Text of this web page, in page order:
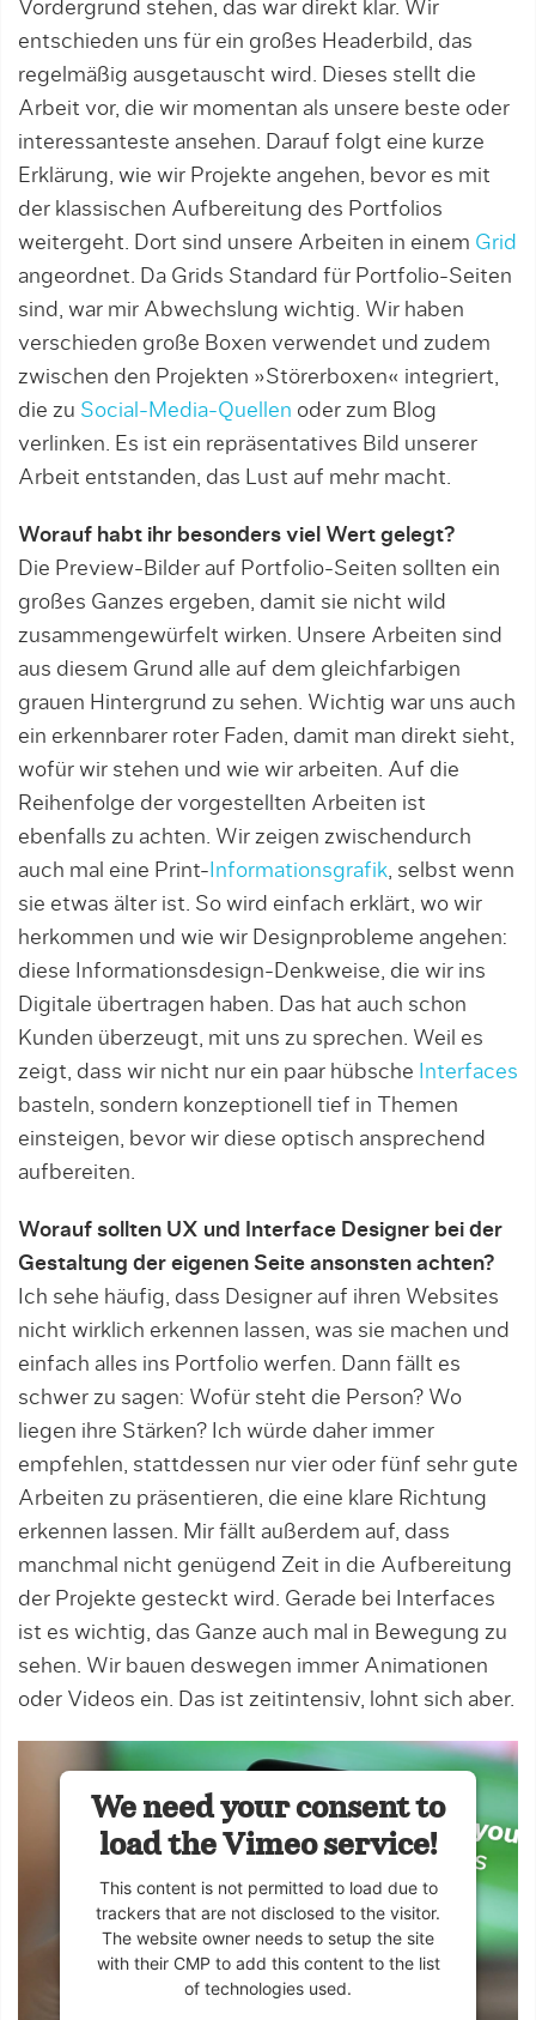
Vordergrund stehen, das war direkt klar. Wir
entschieden uns für ein großes Headerbild, das
regelmäßig ausgetauscht wird. Dieses stellt die
Arbeit vor, die wir momentan als unsere beste oder
interessanteste ansehen. Darauf folgt eine kurze
Erklärung, wie wir Projekte angehen, bevor es mit
der klassischen Aufbereitung des Portfolios
weitergeht. Dort sind unsere Arbeiten in einem Grid
angeordnet. Da Grids Standard für Portfolio-Seiten
sind, war mir Abwechslung wichtig. Wir haben
verschieden große Boxen verwendet und zudem
zwischen den Projekten »Störerboxen« integriert,
die zu Social-Media-Quellen oder zum Blog
verlinken. Es ist ein repräsentatives Bild unserer
Arbeit entstanden, das Lust auf mehr macht.
Worauf habt ihr besonders viel Wert gelegt?
Die Preview-Bilder auf Portfolio-Seiten sollten ein
großes Ganzes ergeben, damit sie nicht wild
zusammengewürfelt wirken. Unsere Arbeiten sind
aus diesem Grund alle auf dem gleichfarbigen
grauen Hintergrund zu sehen. Wichtig war uns auch
ein erkennbarer roter Faden, damit man direkt sieht,
wofür wir stehen und wie wir arbeiten. Auf die
Reihenfolge der vorgestellten Arbeiten ist
ebenfalls zu achten. Wir zeigen zwischendurch
auch mal eine Print- Informationsgrafik, selbst wenn
sie etwas älter ist. So wird einfach erklärt, wo wir
herkommen und wie wir Designprobleme angehen:
diese Informationsdesign-Denkweise, die wir ins
Digitale übertragen haben. Das hat auch schon
Kunden überzeugt, mit uns zu sprechen. Weil es
zeigt, dass wir nicht nur ein paar hübsche
Interfaces
basteln, sondern konzeptionell tief in Themen
einsteigen, bevor wir diese optisch ansprechend
aufbereiten.
Worauf sollten UX und Interface Designer bei der
Gestaltung der eigenen Seite ansonsten achten?
Ich sehe häufig, dass Designer auf ihren Websites
nicht wirklich erkennen lassen, was sie machen und
einfach alles ins Portfolio werfen. Dann fällt es
schwer zu sagen: Wofür steht die Person? Wo
liegen ihre Stärken? Ich würde daher immer
empfehlen, stattdessen nur vier oder fünf sehr gute
Arbeiten zu präsentieren, die eine klare Richtung
erkennen lassen. Mir fällt außerdem auf, dass
manchmal nicht genügend Zeit in die Aufbereitung
der Projekte gesteckt wird. Gerade bei Interfaces
ist es wichtig, das Ganze auch mal in Bewegung zu
sehen. Wir bauen deswegen immer Animationen
oder Videos ein. Das ist zeitintensiv, lohnt sich aber.
We need your consent to
load the Vimeo service!
This content is not permitted to load due to
trackers that are not disclosed to the visitor.
The website owner needs to setup the site
with their CMP to add this content to the list
of technologies used.